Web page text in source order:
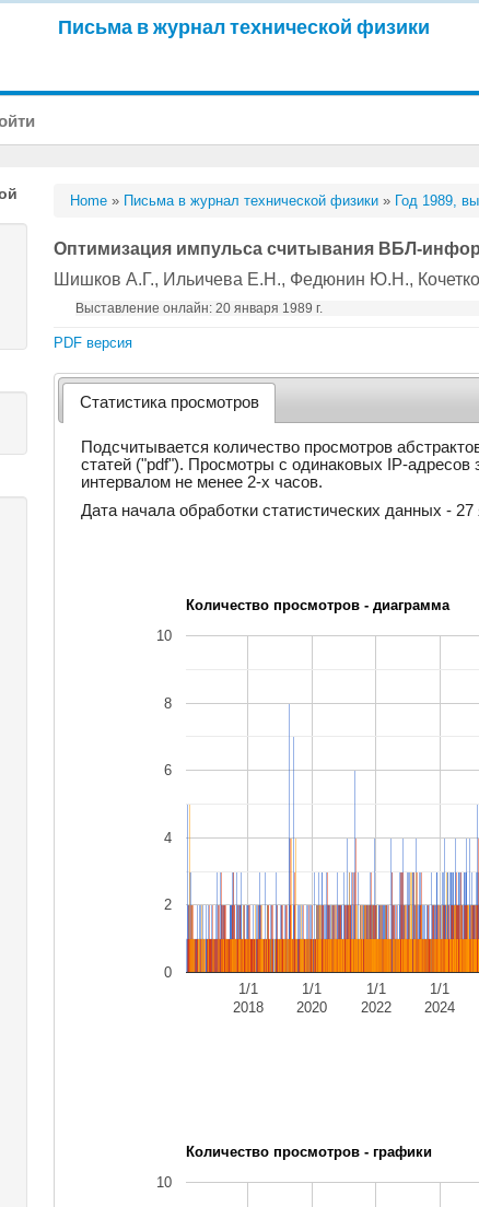
Письма в журнал технической физики
Home » Письма в журнал технической физики » Год 1989,
Оптимизация импульса считывания ВБЛ-
Шишков А.Г., Ильичева Е.Н., Федюнин Ю.Н.,
Выставление онлайн: 20 января 1989 г.
PDF версия
Статистика просмотров
Подсчитывается количество просмотров
статей ("pdf"). Просмотры с одинаковых IP-адресов
интервалом не менее 2-х часов.
Дата начала обработки статистических данных - 27
Количество просмотров - диаграмма
1/1
2018
1/1
2020
1/1
2022
1/1
2024
0
2
4
6
8
10
Количество просмотров - графики
10